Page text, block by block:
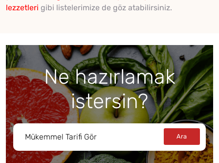
lezzetleri gibi listelerimize de göz atabilirsiniz.
Ne hazırlamak
istersin?